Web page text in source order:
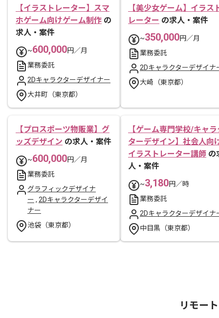
【イラストレーター】スマ
ホゲーム向けゲーム制作 の
求人・案件
~600,000円／月
業務委託
2Dキャラクターデザイナー
大井町（東京都）
【美少女ゲーム】イラス
レーター の求人・案件
~350,000円／月
業務委託
2Dキャラクターデザイナ
大崎（東京都）
【プロスポーツ物販業】グ
ッズデザイン の求人・案件
~600,000円／月
業務委託
グラフィックデザイナ
ー , 2Dキャラクターデザイ
ナー
池袋（東京都）
【ゲーム専門学校/キャラ
ターデザイン】社会人向
イラストレーター講師 の
人・案件
~3,180円／時
業務委託
2Dキャラクターデザイナ
中目黒（東京都）
リモー